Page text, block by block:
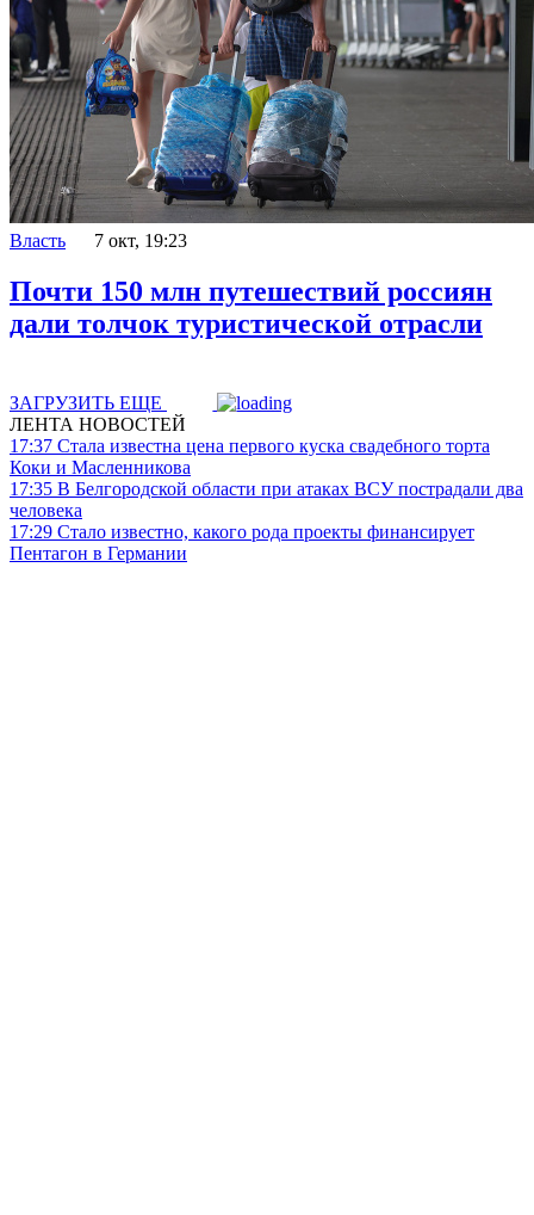
Власть 7 окт, 19:23
Почти 150 млн путешествий россиян
дали толчок туристической отрасли
ЗАГРУЗИТЬ ЕЩЕ
ЛЕНТА НОВОСТЕЙ
17:37 Стала известна цена первого куска свадебного торта
Коки и Масленникова
17:35 В Белгородской области при атаках ВСУ пострадали два
человека
17:29 Стало известно, какого рода проекты финансирует
Пентагон в Германии